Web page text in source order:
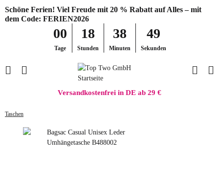
Schöne Ferien! Viel Freude mit 20 % Rabatt auf Alles – mit
dem Code: FERIEN2026
00
Tage
18
Stunden
38
Minuten
49
Sekunden
Versandkostenfrei in DE ab 29 €
Taschen